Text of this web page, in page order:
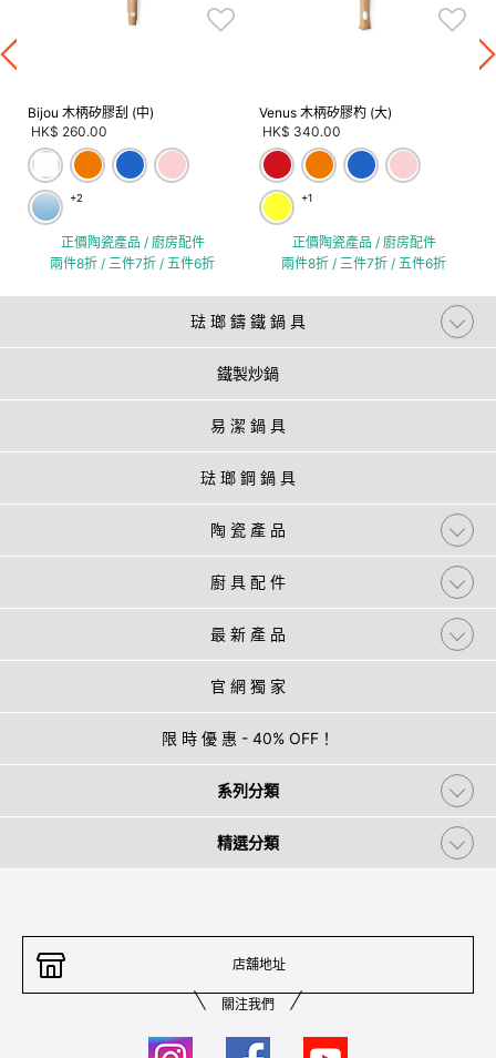
Bijou 木柄矽膠刮 (中)
HK$ 260.00
+2
正價陶瓷產品 / 廚房配件
兩件8折 / 三件7折 / 五件6折
Venus 木柄矽膠杓 (大)
HK$ 340.00
+1
正價陶瓷產品 / 廚房配件
兩件8折 / 三件7折 / 五件6折
琺 瑯 鑄 鐵 鍋 具
鐵製炒鍋
易 潔 鍋 具
琺 瑯 鋼 鍋 具
陶 瓷 產 品
廚 具 配 件
最 新 產 品
官 網 獨 家
限 時 優 惠 - 40% OFF！
系列分類
精選分類
店舖地址
關注我們